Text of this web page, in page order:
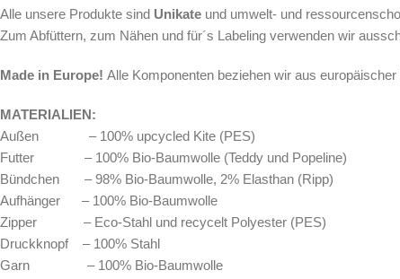
Alle unsere Produkte sind Unikate und umwelt- und
Zum Abfüttern, zum Nähen und für´s Labeling verwenden wir
Made in Europe! Alle Komponenten beziehen wir aus europäischer
MATERIALIEN:
Außen – 100% upcycled Kite (PES)
Futter – 100% Bio-Baumwolle (Teddy und Popeline)
Bündchen – 98% Bio-Baumwolle, 2% Elasthan (Ripp)
Aufhänger – 100% Bio-Baumwolle
Zipper – Eco-Stahl und recycelt Polyester (PES)
Druckknopf – 100% Stahl
Garn – 100% Bio-Baumwolle